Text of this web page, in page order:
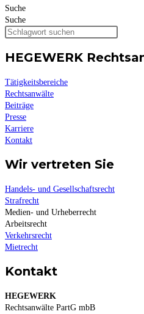
Suche
Suche
HEGEWERK
Tätigkeitsbereiche
Rechtsanwälte
Beiträge
Presse
Karriere
Kontakt
Wir vertreten Sie
Handels- und Gesellschaftsrecht
Strafrecht
Medien- und Urheberrecht
Arbeitsrecht
Verkehrsrecht
Mietrecht
Kontakt
HEGEWERK
Rechtsanwälte PartG mbB